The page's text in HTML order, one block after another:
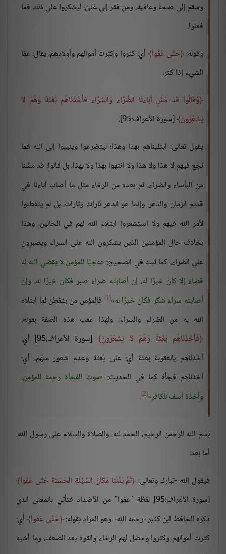
وسقم إلى صحة وعافية، ومن فقر إلى غنىً؛ ليشكروا على ذلك فما
فعلوا.
وقوله: حَتَّى عَفَواْ أي: كثروا وكثرت أموالهم وأولادهم، يقال: عفا
الشيء إذا كثر.
وَّقَالُواْ قَدْ مَسَّ آبَاءنَا الضَّرَّاء وَالسَّرَّاء فَأَخَذْنَاهُم بَغْتَةً وَهُمْ لاَ
يَشْعُرُونَ [سورة الأعراف:95].
يقول تعالى: ابتليناهم بهذا وهذا؛ ليتضرعوا وينيبوا إلى الله فما
نَجَع فيهم لا هذا ولا هذا ولا انتهوا بهذا ولا بهذا، بل قالوا: قد مسَّنا
من البأساء والضراء، ثم بعده من الرخاء مثل ما أصاب آباءنا في
قديم الزمان والدهر، وإنما هو الدهر تارات وتارات، بل لم يتفطنوا
لأمر الله فيهم ولا استشعروا ابتلاء الله لهم في الحالين، وهذا
بخلاف حال المؤمنين الذين يشكرون الله على السراء ويصبرون
على الضراء، كما ثبت في الصحيح: عجبًا للمؤمن لا يقضي الله له
قضاءً إلا كان خيرًا له، إن أصابته ضراءُ صبر فكان خيرًا له، وإن
أصابته سراءُ شكر فكان خيرًا له [1]
فالمؤمن من يتفطن لما ابتلاه
الله به من الضراء والسراء، ولهذا عقب هذه الصفة بقوله:
فَأَخَذْنَاهُم بَغْتَةً وَهُمْ لاَ يَشْعُرُونَ
[سورة الأعراف:95] أي:
أخذناهم بالعقوبة بغتة أي: على بغتة وعدم شعور منهم، أي:
أخذناهم فجأة كما في الحديث:
موت الفجأة رحمة للمؤمن،
وأخذة أسف للكافر [2]
.
بسم الله الرحمن الرحيم، الحمد لله، والصلاة والسلام على رسول الله،
أما بعد:
فيقول الله -تبارك وتعالى: ثُمَّ بَدَّلْنَا مَكَانَ السَّيِّئَةِ الْحَسَنَةَ حَتَّى عَفَواْ
[سورة الأعراف:95] لفظة "عفوا" من الأضداد فتأتي بالمعنى الذي
ذكره الحافظ ابن كثير -رحمه الله- وهو المراد بقوله: حَتَّى عَفَواْ أي:
كثرت أموالهم وكثروا وحصل لهم الرخاء والقوة بعد الضعف، وما أشبه